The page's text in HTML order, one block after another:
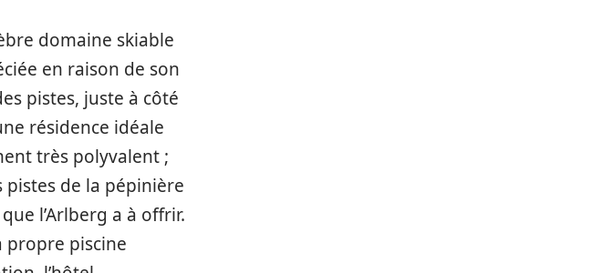
domaine skiable
en raison de son
pistes, juste à côté
résidence idéale
très polyvalent ;
pistes de la pépinière
l’Arlberg a à offrir.
propre piscine